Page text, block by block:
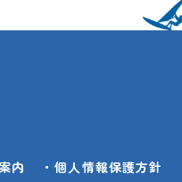
内 ・個人情報保護方針